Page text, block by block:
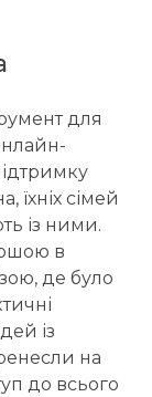
для
сімей
із ними.
в
де було
із
на
до всього